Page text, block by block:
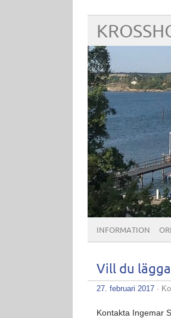
INFORMATION
Vill du
27. februari 2017 ·
Kontakta Ingemar